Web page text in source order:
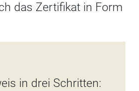
das Zertifikat in Form
in drei Schritten: